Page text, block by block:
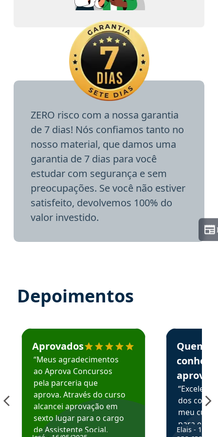
ZERO risco com a nossa garantia
de 7 dias! Nós confiamos tanto no
nosso material, que damos uma
garantia de 7 dias para você
estudar com segurança e sem
preocupações. Se você não estiver
satisfeito, devolvemos 100% do
valor investido.
Depoimentos
Estudante José recomenda o Aprova Concursos em
Aprovados
“Meus agradecimentos
ao Aprova Concursos
pela parceria que
aprova. Através do curso
alcancei aprovação em
sexto lugar para o cargo
de Assistente Social.
Estudante
Quem
aprova
dos
meu
para
Elais - 15/